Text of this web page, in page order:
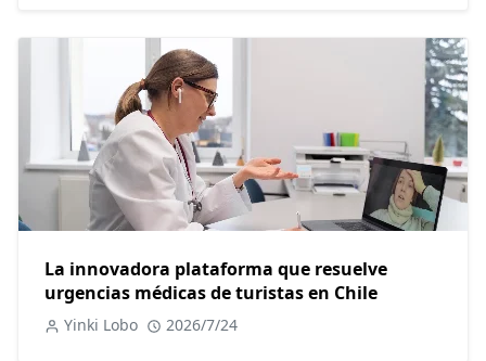
La innovadora plataforma que resuelve
urgencias médicas de turistas en Chile
Yinki Lobo 2026/7/24